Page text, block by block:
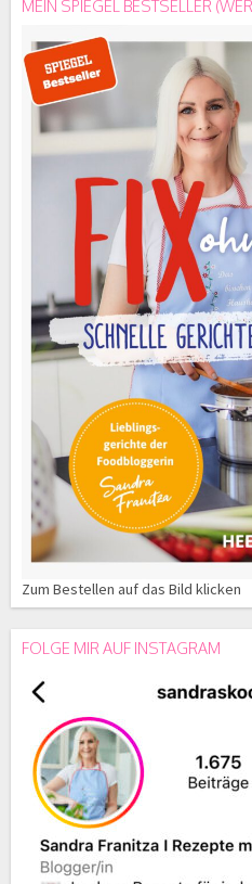
MEIN SPIEGEL BESTSELLER
Zum Bestellen auf das Bild klicken
FOLGE MIR AUF INSTAGRAM